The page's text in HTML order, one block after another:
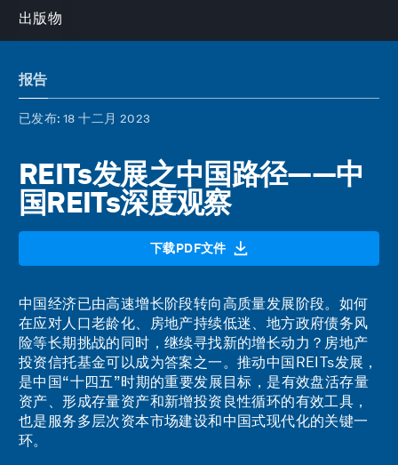
出版物
报告
已发布: 18 十二月 2023
REITs发展之中国路径——中
国REITs深度观察
下载PDF文件
中国经济已由高速增长阶段转向高质量发展阶段。如何
在应对人口老龄化、房地产持续低迷、地方政府债务风
险等长期挑战的同时，继续寻找新的增长动力？房地产
投资信托基金可以成为答案之一。推动中国REITs发展，
是中国“十四五”时期的重要发展目标，是有效盘活存量
资产、形成存量资产和新增投资良性循环的有效工具，
也是服务多层次资本市场建设和中国式现代化的关键一
环。